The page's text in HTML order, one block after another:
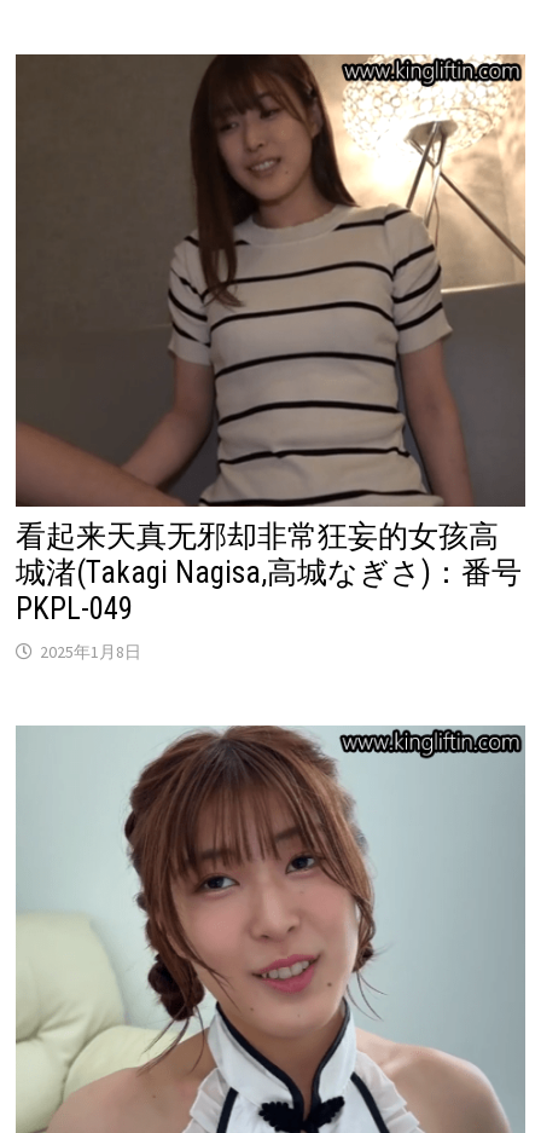
看起来天真无邪却非常狂妄的女孩高
城渚(Takagi Nagisa,高城なぎさ)：番号
PKPL-049
2025年1月8日